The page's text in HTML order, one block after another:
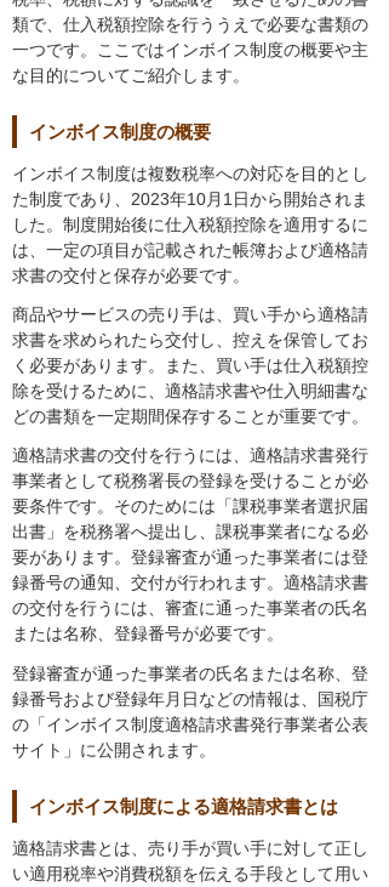
類で、仕入税額控除を行ううえで必要な書類の
一つです。ここではインボイス制度の概要や主
な目的についてご紹介します。
インボイス制度の概要
インボイス制度は複数税率への対応を目的とし
た制度であり、2023年10月1日から開始されま
した。制度開始後に仕入税額控除を適用するに
は、一定の項目が記載された帳簿および適格請
求書の交付と保存が必要です。
商品やサービスの売り手は、買い手から適格請
求書を求められたら交付し、控えを保管してお
く必要があります。また、買い手は仕入税額控
除を受けるために、適格請求書や仕入明細書な
どの書類を一定期間保存することが重要です。
適格請求書の交付を行うには、適格請求書発行
事業者として税務署長の登録を受けることが必
要条件です。そのためには「課税事業者選択届
出書」を税務署へ提出し、課税事業者になる必
要があります。登録審査が通った事業者には登
録番号の通知、交付が行われます。適格請求書
の交付を行うには、審査に通った事業者の氏名
または名称、登録番号が必要です。
登録審査が通った事業者の氏名または名称、登
録番号および登録年月日などの情報は、国税庁
の「インボイス制度適格請求書発行事業者公表
サイト」に公開されます。
インボイス制度による適格請求書とは
適格請求書とは、売り手が買い手に対して正し
い適用税率や消費税額を伝える手段として用い